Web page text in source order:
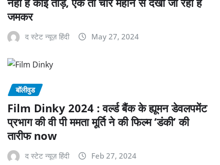
जमकर
द स्टेट न्यूज़ हिंदी May 27, 2024
बॉलीवुड
Film Dinky 2024 : वर्ल्ड बैंक के ह्यूमन डेवलपमेंट
प्रभाग की वी पी ममता मूर्ति ने की फिल्म ‘डंकी’ की
तारीफ now
द स्टेट न्यूज़ हिंदी Feb 27, 2024